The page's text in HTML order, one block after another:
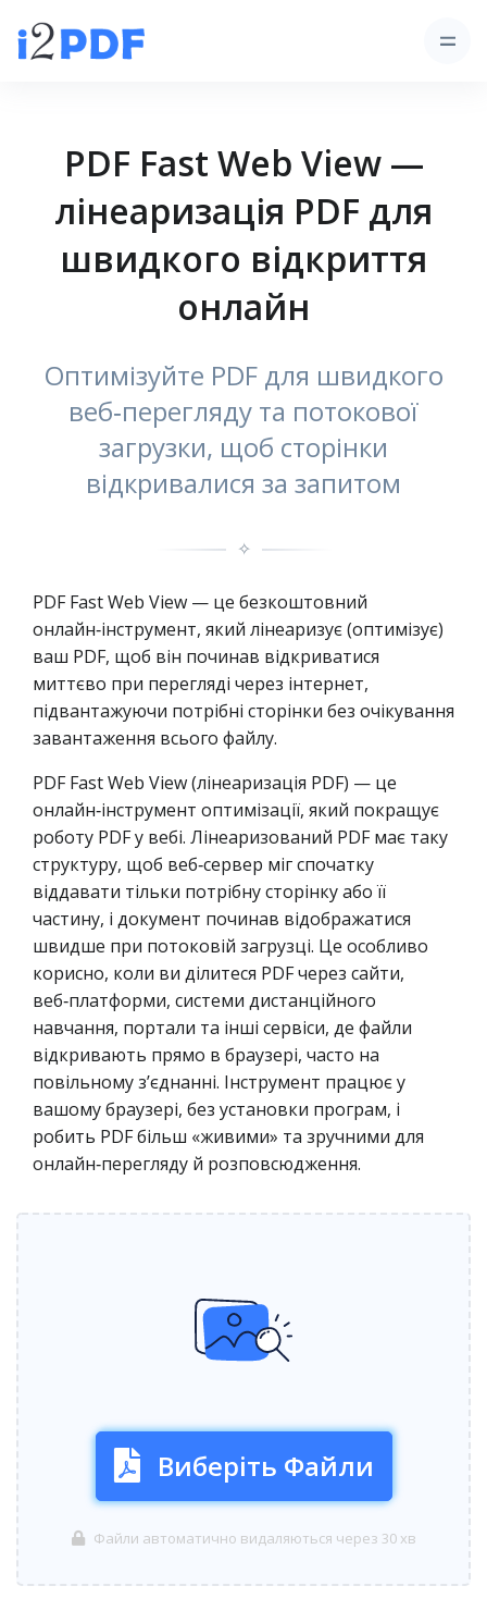
PDF Fast Web View —
лінеаризація PDF для
швидкого відкриття
онлайн
Оптимізуйте PDF для швидкого
веб‑перегляду та потокової
загрузки, щоб сторінки
відкривалися за запитом
✧
PDF Fast Web View — це безкоштовний
онлайн‑інструмент, який лінеаризує (оптимізує)
ваш PDF, щоб він починав відкриватися
миттєво при перегляді через інтернет,
підвантажуючи потрібні сторінки без очікування
завантаження всього файлу.
PDF Fast Web View (лінеаризація PDF) — це
онлайн‑інструмент оптимізації, який покращує
роботу PDF у вебі. Лінеаризований PDF має таку
структуру, щоб веб‑сервер міг спочатку
віддавати тільки потрібну сторінку або її
частину, і документ починав відображатися
швидше при потоковій загрузці. Це особливо
корисно, коли ви ділитеся PDF через сайти,
веб‑платформи, системи дистанційного
навчання, портали та інші сервіси, де файли
відкривають прямо в браузері, часто на
повільному з’єднанні. Інструмент працює у
вашому браузері, без установки програм, і
робить PDF більш «живими» та зручними для
онлайн‑перегляду й розповсюдження.
Виберіть Файли
Файли автоматично видаляються через 30 хв